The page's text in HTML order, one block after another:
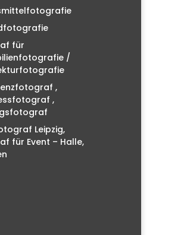
für
/
,
,
Leipzig,
für Event – Halle,